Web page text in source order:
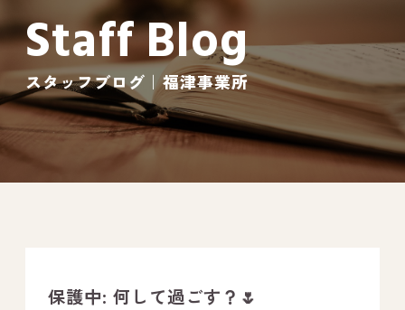
活動内容
ご利用までの流れ
採用情報
自己評価表
社内行事
Staff Blog
スタッフブログ｜福津事業所
保護中: 何して過ごす？🌷